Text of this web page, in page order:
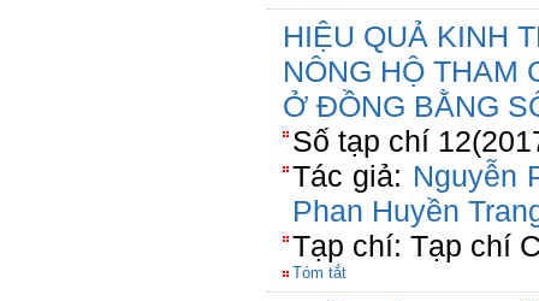
HIỆU QUẢ KINH
NÔNG HỘ THAM
Ở ĐỒNG BẰNG
Số tạp chí
Tác giả: Nguyễn
Phan Huyền
Tạp chí: Tạp chí
Tóm tắt